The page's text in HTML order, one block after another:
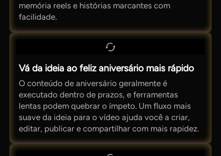
memória reels e histórias marcantes com
facilidade.
Vá da ideia ao feliz aniversário mais rápido
O conteúdo de aniversário geralmente é
executado dentro de prazos, e ferramentas
lentas podem quebrar o ímpeto. Um fluxo mais
suave da ideia para o vídeo ajuda você a criar,
editar, publicar e compartilhar com mais rapidez.